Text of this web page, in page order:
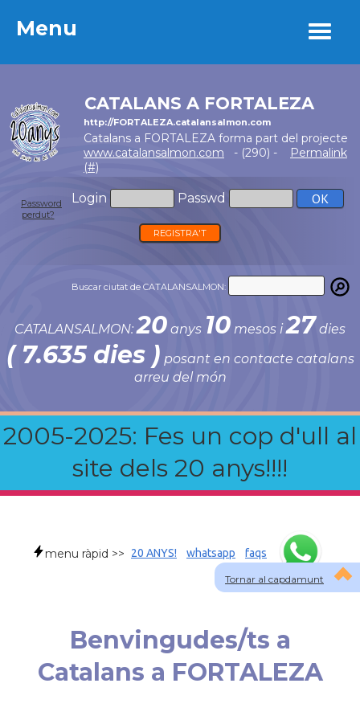
Menu
CATALANS A FORTALEZA
http://FORTALEZA.catalansalmon.com
Catalans a FORTALEZA forma part del projecte
www.catalansalmon.com - (290) -
Permalink
(#)
Login Passwd
Password
perdut?
REGISTRA'T
Buscar ciutat de CATALANSALMON:
CATALANSALMON:20 anys 10 mesos i27 dies
( 7.635 dies ) posant en contacte catalans
arreu del món
2005-2025: Fes un cop d'ull al
site dels 20 anys!!!!
Menu
Tornar al capdamunt
menu ràpid >> 20 ANYS! whatsapp faqs
Benvingudes/ts a
Catalans a FORTALEZA